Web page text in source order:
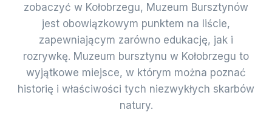
zobaczyć w Kołobrzegu, Muzeum Bursztynów
jest obowiązkowym punktem na liście,
zapewniającym zarówno edukację, jak i
rozrywkę. Muzeum bursztynu w Kołobrzegu to
wyjątkowe miejsce, w którym można poznać
historię i właściwości tych niezwykłych skarbów
natury.